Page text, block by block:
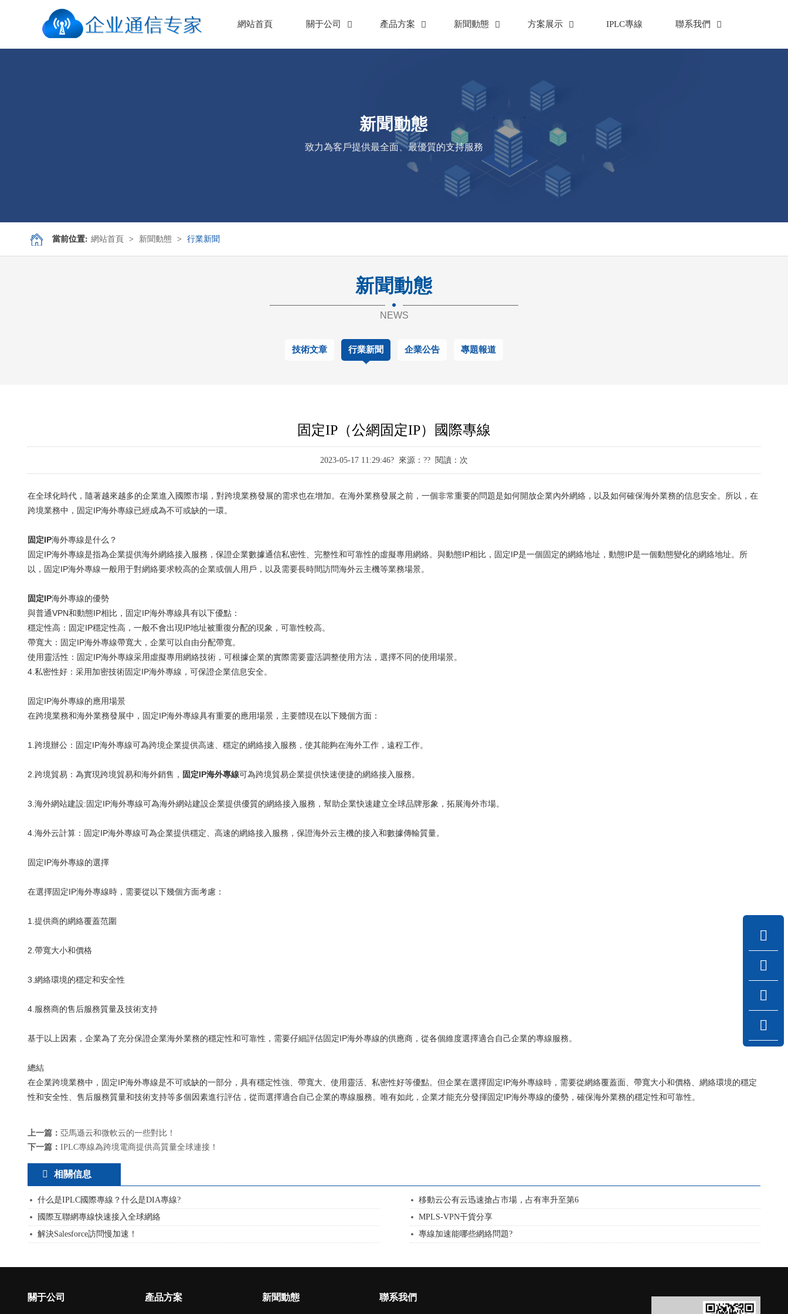
網站首頁 關于公司 產品方案 新聞動態 方案展示 IPLC專線 聯系我們
新聞動態
致力為客戶提供最全面、最優質的支持服務
當前位置: 網站首頁 > 新聞動態 > 行業新聞
新聞動態
NEWS
技術文章 行業新聞 企業公告 專題報道
固定IP（公網固定IP）國際專線
2023-05-17 11:29:46? 來源：?? 閱讀： 次
在全球化時代，隨著越來越多的企業進入國際市場，對跨境業務發展的需求也在增加。在海外業務發展之前，一個非常重要的問題是如何開放企業內外網絡，以及如何確保海外業務的信息安全。所以，在
跨境業務中，固定IP海外專線已經成為不可或缺的一環。
固定IP海外專線是什么？
固定IP海外專線是指為企業提供海外網絡接入服務，保證企業數據通信私密性、完整性和可靠性的虛擬專用網絡。與動態IP相比，固定IP是一個固定的網絡地址，動態IP是一個動態變化的網絡地址。所
以，固定IP海外專線一般用于對網絡要求較高的企業或個人用戶，以及需要長時間訪問海外云主機等業務場景。
固定IP海外專線的優勢
與普通VPN和動態IP相比，固定IP海外專線具有以下優點：
穩定性高：固定IP穩定性高，一般不會出現IP地址被重復分配的現象，可靠性較高。
帶寬大：固定IP海外專線帶寬大，企業可以自由分配帶寬。
使用靈活性：固定IP海外專線采用虛擬專用網絡技術，可根據企業的實際需要靈活調整使用方法，選擇不同的使用場景。
4.私密性好：采用加密技術固定IP海外專線，可保證企業信息安全。
固定IP海外專線的應用場景
在跨境業務和海外業務發展中，固定IP海外專線具有重要的應用場景，主要體現在以下幾個方面：
1.跨境辦公：固定IP海外專線可為跨境企業提供高速、穩定的網絡接入服務，使其能夠在海外工作，遠程工作。
2.跨境貿易：為實現跨境貿易和海外銷售， 固定IP海外專線可為跨境貿易企業提供快速便捷的網絡接入服務。
3.海外網站建設:固定IP海外專線可為海外網站建設企業提供優質的網絡接入服務，幫助企業快速建立全球品牌形象，拓展海外市場。
4.海外云計算：固定IP海外專線可為企業提供穩定、高速的網絡接入服務，保證海外云主機的接入和數據傳輸質量。
固定IP海外專線的選擇
在選擇固定IP海外專線時，需要從以下幾個方面考慮：
1.提供商的網絡覆蓋范圍
2.帶寬大小和價格
3.網絡環境的穩定和安全性
4.服務商的售后服務質量及技術支持
基于以上因素，企業為了充分保證企業海外業務的穩定性和可靠性，需要仔細評估固定IP海外專線的供應商，從各個維度選擇適合自己企業的專線服務。
總結
在企業跨境業務中，固定IP海外專線是不可或缺的一部分，具有穩定性強、帶寬大、使用靈活、私密性好等優點。但企業在選擇固定IP海外專線時，需要從網絡覆蓋面、帶寬大小和價格、網絡環境的穩定
性和安全性、售后服務質量和技術支持等多個因素進行評估，從而選擇適合自己企業的專線服務。唯有如此，企業才能充分發揮固定IP海外專線的優勢，確保海外業務的穩定性和可靠性。
上一篇： 亞馬遜云和微軟云的一些對比！
下一篇： IPLC專線為跨境電商提供高質量全球連接！
相關信息
什么是IPLC國際專線？什么是DIA專線?
移動云公有云迅速搶占市場，占有率升至第6
國際互聯網專線快速接入全球網絡
MPLS-VPN干貨分享
解決Salesforce訪問慢加速！
專線加速能哪些網絡問題?
關于公司 產品方案 新聞動態 聯系我們